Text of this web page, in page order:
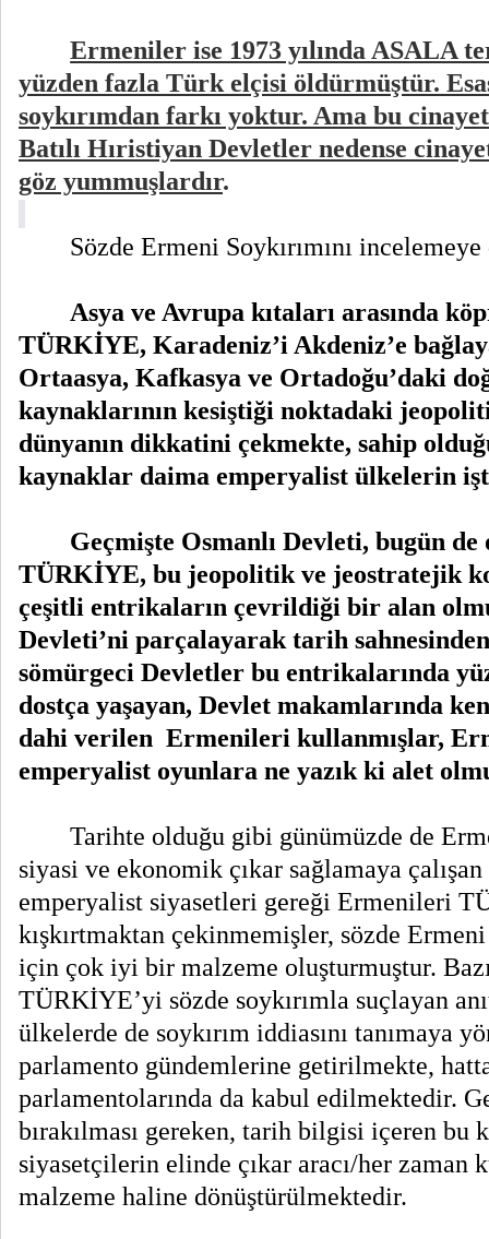
Ermeniler ise 1973 yılında ASALA
yüzden fazla Türk elçisi öldürmüştür.
soykırımdan farkı yoktur. Ama bu
Batılı Hıristiyan Devletler nedense
göz yummuşlardır.
Sözde Ermeni Soykırımını
Asya ve Avrupa kıtaları arasında
TÜRKİYE, Karadeniz’i Akdeniz’e
Ortaasya, Kafkasya ve Ortadoğu’daki
kaynaklarının kesiştiği noktadaki
dünyanın dikkatini çekmekte, sahip
kaynaklar daima emperyalist ülkelerin
Geçmişte Osmanlı Devleti, bugün
TÜRKİYE, bu jeopolitik ve jeostratejik
çeşitli entrikaların çevrildiği bir alan
Devleti’ni parçalayarak tarih
sömürgeci Devletler bu entrikalarında
dostça yaşayan, Devlet makamlarında
dahi verilen Ermenileri kullanmışlar,
emperyalist oyunlara ne yazık ki alet
Tarihte olduğu gibi günümüzde de
siyasi ve ekonomik çıkar sağlamaya
emperyalist siyasetleri gereği Ermenileri
kışkırtmaktan çekinmemişler, sözde
için çok iyi bir malzeme oluşturmuştur.
TÜRKİYE’yi sözde soykırımla suçlayan
ülkelerde de soykırım iddiasını tanımaya
parlamento gündemlerine getirilmekte,
parlamentolarında da kabul edilmektedir.
bırakılması gereken, tarih bilgisi içeren bu
siyasetçilerin elinde çıkar aracı/her zaman
malzeme haline dönüştürülmektedir.